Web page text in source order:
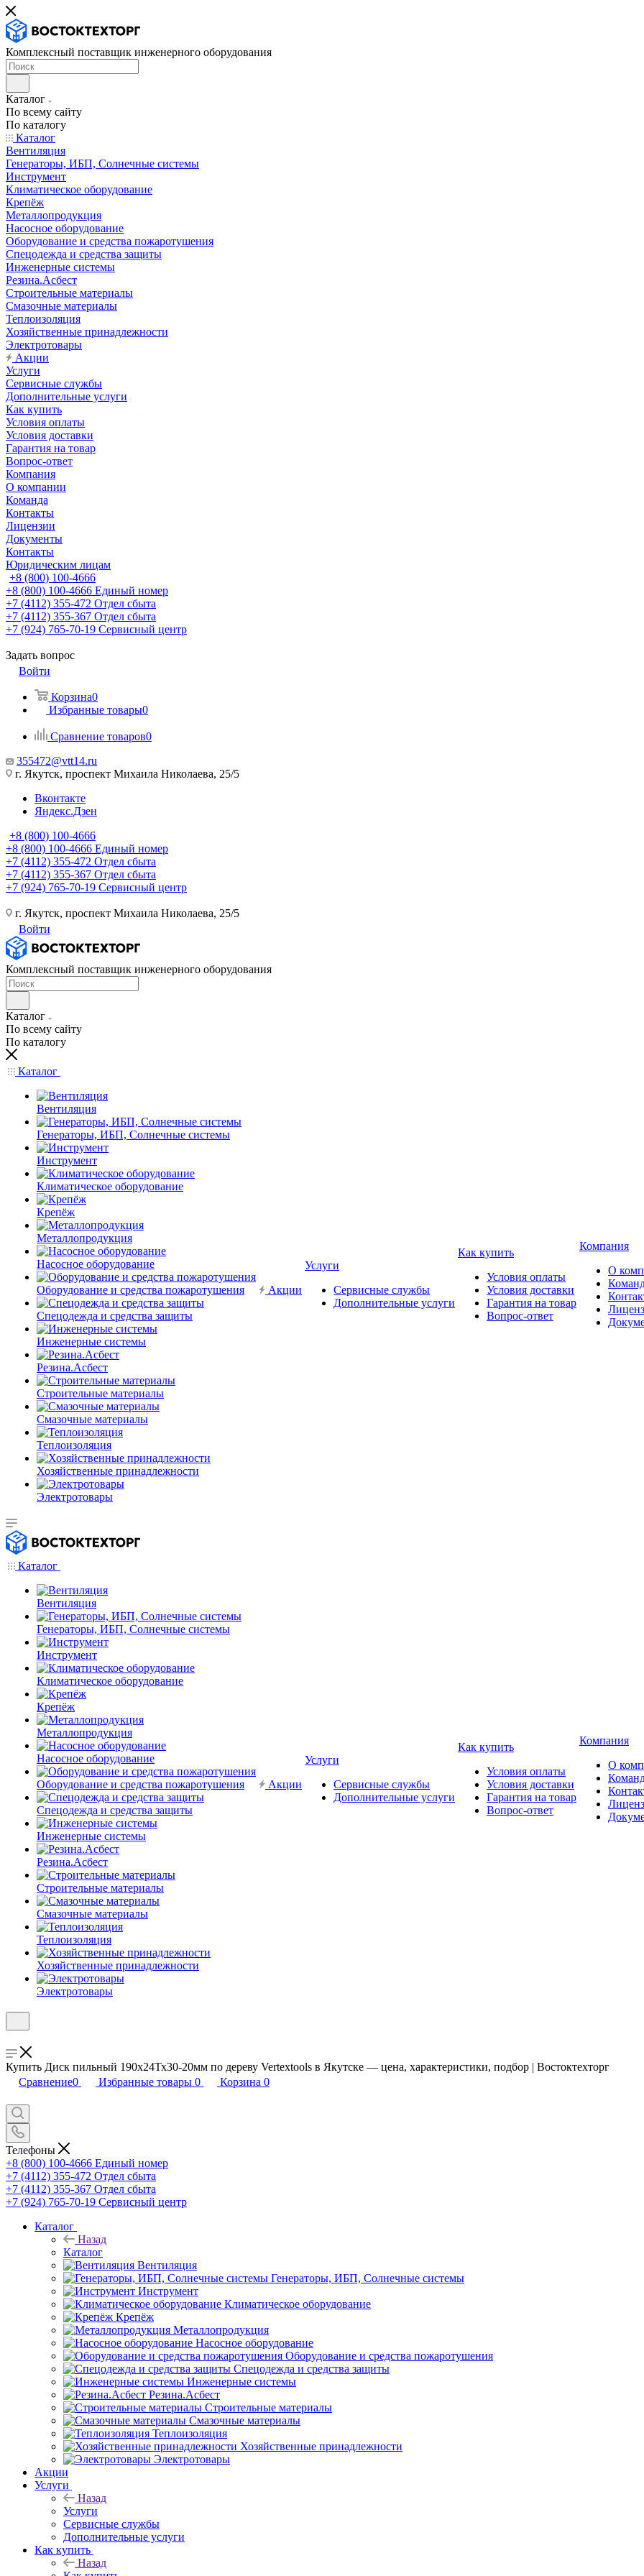
Комплексный поставщик инженерного оборудования
Каталог
По всему сайту
По каталогу
Каталог
Вентиляция
Генераторы, ИБП, Солнечные системы
Инструмент
Климатическое оборудование
Крепёж
Металлопродукция
Насосное оборудование
Оборудование и средства пожаротушения
Спецодежда и средства защиты
Инженерные системы
Резина.Асбест
Строительные материалы
Смазочные материалы
Теплоизоляция
Хозяйственные принадлежности
Электротовары
Акции
Услуги
Сервисные службы
Дополнительные услуги
Как купить
Условия оплаты
Условия доставки
Гарантия на товар
Вопрос-ответ
Компания
О компании
Команда
Контакты
Лицензии
Документы
Контакты
Юридическим лицам
+8 (800) 100-4666
+8 (800) 100-4666 Единый номер
+7 (4112) 355-472 Отдел сбыта
+7 (4112) 355-367 Отдел сбыта
+7 (924) 765-70-19 Сервисный центр
Задать вопрос
Войти
Корзина0
Избранные товары0
Сравнение товаров0
355472@vtt14.ru
г. Якутск, проспект Михаила Николаева, 25/5
Вконтакте
Яндекс.Дзен
+8 (800) 100-4666
+8 (800) 100-4666 Единый номер
+7 (4112) 355-472 Отдел сбыта
+7 (4112) 355-367 Отдел сбыта
+7 (924) 765-70-19 Сервисный центр
г. Якутск, проспект Михаила Николаева, 25/5
Войти
Комплексный поставщик инженерного оборудования
Каталог
По всему сайту
По каталогу
Каталог
Вентиляция
Генераторы, ИБП, Солнечные системы
Инструмент
Климатическое оборудование
Крепёж
Металлопродукция
Насосное оборудование
Оборудование и средства пожаротушения
Спецодежда и средства защиты
Инженерные системы
Резина.Асбест
Строительные материалы
Смазочные материалы
Теплоизоляция
Хозяйственные принадлежности
Электротовары
Акции
Услуги
Сервисные службы
Дополнительные услуги
Как купить
Условия оплаты
Условия доставки
Гарантия на товар
Вопрос-ответ
Компания
О
Каталог
Вентиляция
Генераторы, ИБП, Солнечные системы
Инструмент
Климатическое оборудование
Крепёж
Металлопродукция
Насосное оборудование
Оборудование и средства пожаротушения
Спецодежда и средства защиты
Инженерные системы
Резина.Асбест
Строительные материалы
Смазочные материалы
Теплоизоляция
Хозяйственные принадлежности
Электротовары
Акции
Услуги
Сервисные службы
Дополнительные услуги
Как купить
Условия оплаты
Условия доставки
Гарантия на товар
Вопрос-ответ
Компания
О
Купить Диск пильный 190х24Тх30-20мм по дереву Vertextools в Якутске — цена, характеристики, подбор | Востоктехторг
Сравнение0 Избранные товары 0 Корзина 0
Телефоны
+8 (800) 100-4666 Единый номер
+7 (4112) 355-472 Отдел сбыта
+7 (4112) 355-367 Отдел сбыта
+7 (924) 765-70-19 Сервисный центр
Каталог
Назад
Каталог
Вентиляция
Генераторы, ИБП, Солнечные системы
Инструмент
Климатическое оборудование
Крепёж
Металлопродукция
Насосное оборудование
Оборудование и средства пожаротушения
Спецодежда и средства защиты
Инженерные системы
Резина.Асбест
Строительные материалы
Смазочные материалы
Теплоизоляция
Хозяйственные принадлежности
Электротовары
Акции
Услуги
Назад
Услуги
Сервисные службы
Дополнительные услуги
Как купить
Назад